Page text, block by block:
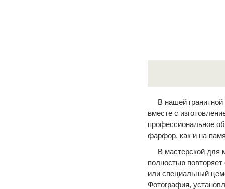
В нашей
вместе с
профессиональное
фарфор, как и на
В мастерской для
полностью
или специальный
Фотография,